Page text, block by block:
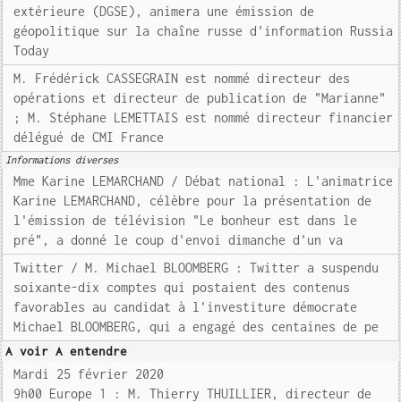
extérieure (DGSE), animera une émission de
géopolitique sur la chaîne russe d'information Russia
Today
M. Frédérick CASSEGRAIN est nommé directeur des
opérations et directeur de publication de "Marianne"
; M. Stéphane LEMETTAIS est nommé directeur financier
délégué de CMI France
Informations diverses
Mme Karine LEMARCHAND / Débat national : L'animatrice
Karine LEMARCHAND, célèbre pour la présentation de
l'émission de télévision "Le bonheur est dans le
pré", a donné le coup d'envoi dimanche d'un va
Twitter / M. Michael BLOOMBERG : Twitter a suspendu
soixante-dix comptes qui postaient des contenus
favorables au candidat à l'investiture démocrate
Michael BLOOMBERG, qui a engagé des centaines de pe
A voir A entendre
Mardi 25 février 2020
9h00 Europe 1 : M. Thierry THUILLIER, directeur de